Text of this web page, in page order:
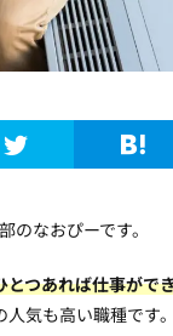
のなおぴーです。
とつあれば仕事がで
気も高い職種です。